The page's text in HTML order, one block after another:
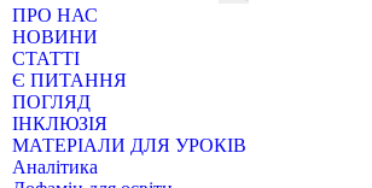
ПРО НАС
НОВИНИ
СТАТТІ
Є ПИТАННЯ
ПОГЛЯД
ІНКЛЮЗІЯ
МАТЕРІАЛИ ДЛЯ УРОКІВ
Аналітика